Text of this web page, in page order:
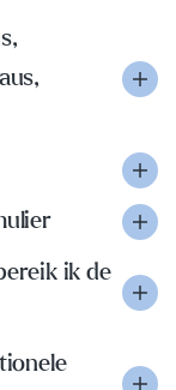
ik de